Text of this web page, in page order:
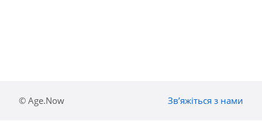
© Age.Now Звʼяжіться з нами